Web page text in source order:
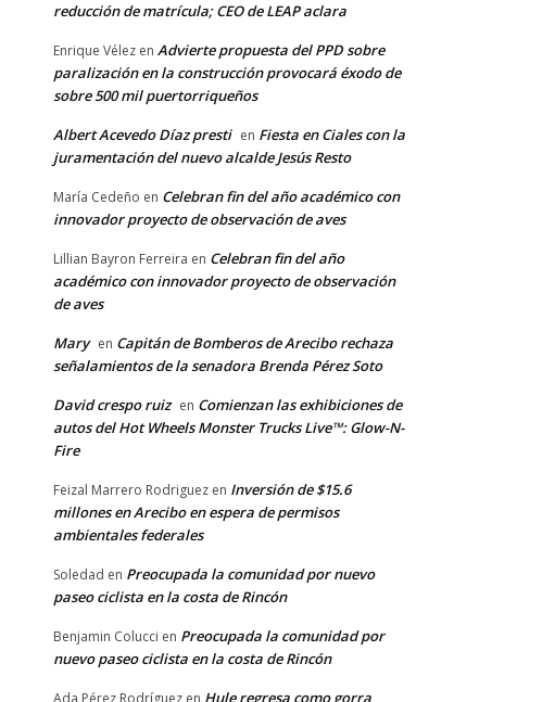
reducción de matrícula; CEO de LEAP aclara
Enrique Vélez en Advierte propuesta del PPD sobre
paralización en la construcción provocará éxodo de
sobre 500 mil puertorriqueños
Albert Acevedo Díaz presti en Fiesta en Ciales con la
juramentación del nuevo alcalde Jesús Resto
María Cedeño en Celebran fin del año académico con
innovador proyecto de observación de aves
Lillian Bayron Ferreira en Celebran fin del año
académico con innovador proyecto de observación
de aves
Mary en Capitán de Bomberos de Arecibo rechaza
señalamientos de la senadora Brenda Pérez Soto
David crespo ruiz en Comienzan las exhibiciones de
autos del Hot Wheels Monster Trucks Live™: Glow-N-
Fire
Feizal Marrero Rodriguez en Inversión de $15.6
millones en Arecibo en espera de permisos
ambientales federales
Soledad en Preocupada la comunidad por nuevo
paseo ciclista en la costa de Rincón
Benjamin Colucci en Preocupada la comunidad por
nuevo paseo ciclista en la costa de Rincón
Hule regresa como gorra